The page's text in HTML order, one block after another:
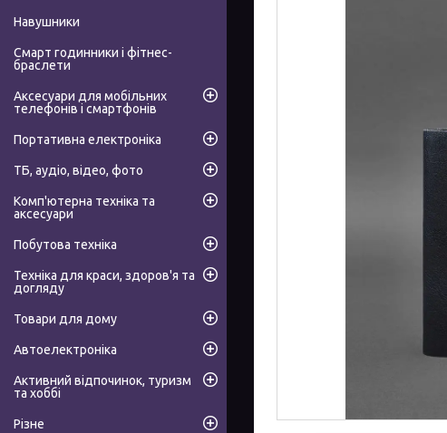
Навушники
Смарт годинники і фітнес-
браслети
Аксесуари для мобільних
телефонів і смартфонів
Портативна електроніка
ТБ, аудіо, відео, фото
Комп'ютерна техніка та
аксесуари
Побутова техніка
Техніка для краси, здоров'я та
догляду
Товари для дому
Автоелектроніка
Активний відпочинок, туризм
та хоббі
Різне